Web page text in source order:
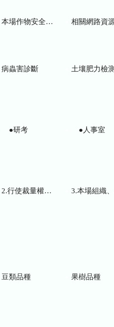
本場作物安全用藥資訊 相關網路資
病蟲害診斷 土壤肥力檢測
●研考 ●人事室
2.行使裁量權而訂頒之解釋性規定及裁量基準 3.本場組織、職掌及聯絡資訊
豆類品種 果樹品種